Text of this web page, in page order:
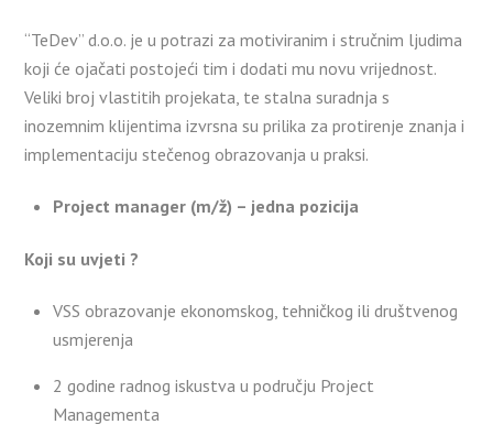
“TeDev” d.o.o. je u potrazi za motiviranim i stručnim ljudima
koji će ojačati postojeći tim i dodati mu novu vrijednost.
Veliki broj vlastitih projekata, te stalna suradnja s
inozemnim klijentima izvrsna su prilika za protirenje znanja i
implementaciju stečenog obrazovanja u praksi.
Project manager (m/ž) – jedna pozicija
Koji su uvjeti ?
VSS obrazovanje ekonomskog, tehničkog ili društvenog
usmjerenja
2 godine radnog iskustva u području Project
Managementa